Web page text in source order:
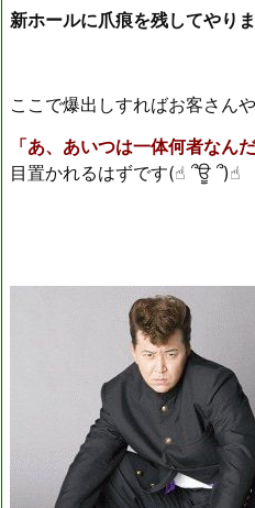
新ホールに爪痕を残してやり
ここで爆出しすればお客さんや
「あ、あいつは一体何者なん
目置かれるはずです(☝︎ ՞ਊ ՞)☝︎